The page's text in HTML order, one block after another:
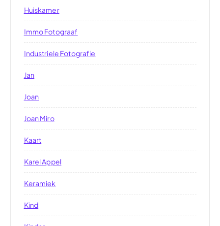
Huiskamer
Immo Fotograaf
Industriele Fotografie
Jan
Joan
Joan Miro
Kaart
Karel Appel
Keramiek
Kind